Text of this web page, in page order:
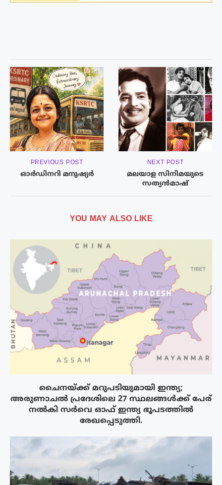
PREVIOUS POST
ഓർഡിനറി മനുഷ്യർ
NEXT POST
മലയാള സിനിമയുടെ
സത്യൻമാഷ്
YOU MAY ALSO LIKE
ചൈനയ്ക്ക് മറുപടിയുമായി ഇന്ത്യ;
അരുണാചൽ പ്രദേശിലെ 27 സ്ഥലങ്ങൾക്ക് പേര്
നൽകി സർവെ ഓഫ് ഇന്ത്യ ഭൂപടത്തിൽ
രേഖപ്പെടുത്തി.